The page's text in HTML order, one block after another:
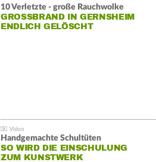
10 Verletzte - große Rauchwolke
GROSSBRAND IN GERNSHEIM E
NDLICH GELÖSCHT
Handgemachte Schultüten
SO WIRD DIE EINSCHULUNG
ZUM KUNSTWERK